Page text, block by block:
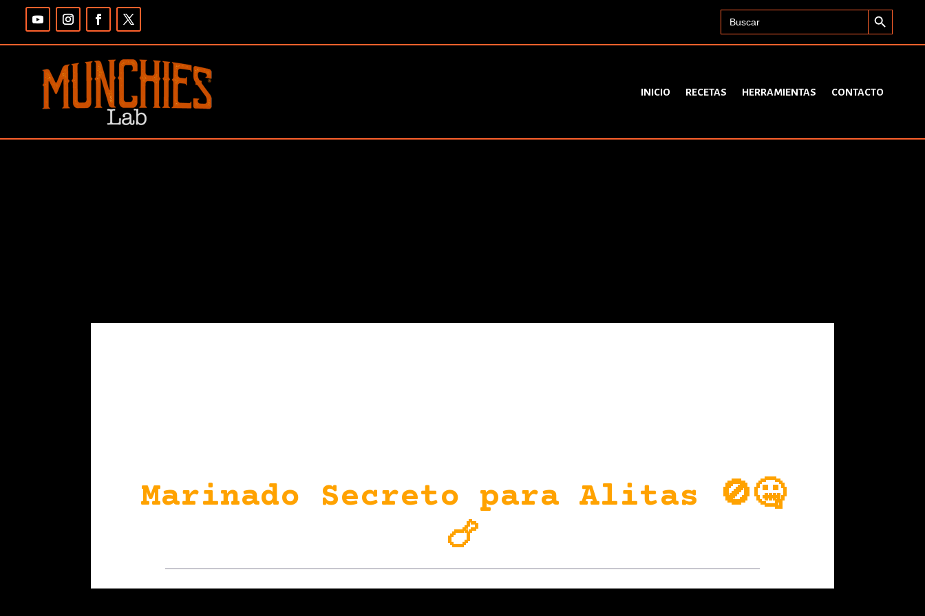
Search
for:
Search Button
INICIO RECETAS HERRAMIENTAS CONTACTO
Marinado Secreto para Alitas 🚫🤐
🍗